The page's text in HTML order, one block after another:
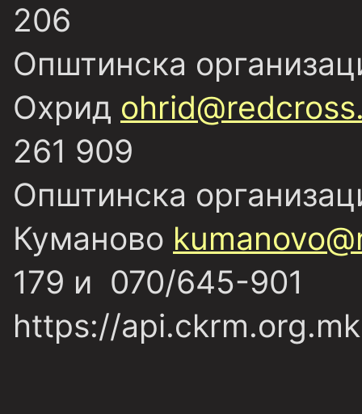
206
Општинска
Охрид
261 909
Општинска
Куманово
179 и 070/645-901
https://api.ckrm.org.mk